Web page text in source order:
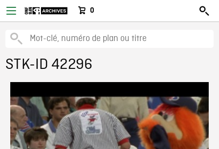
0
STK-ID 42296